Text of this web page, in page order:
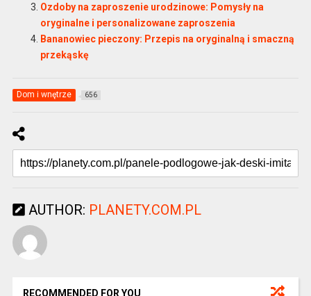
Ozdoby na zaproszenie urodzinowe: Pomysły na
oryginalne i personalizowane zaproszenia
Bananowiec pieczony: Przepis na oryginalną i smaczną
przekąskę
Dom i wnętrze 656
AUTHOR: PLANETY.COM.PL
RECOMMENDED FOR YOU